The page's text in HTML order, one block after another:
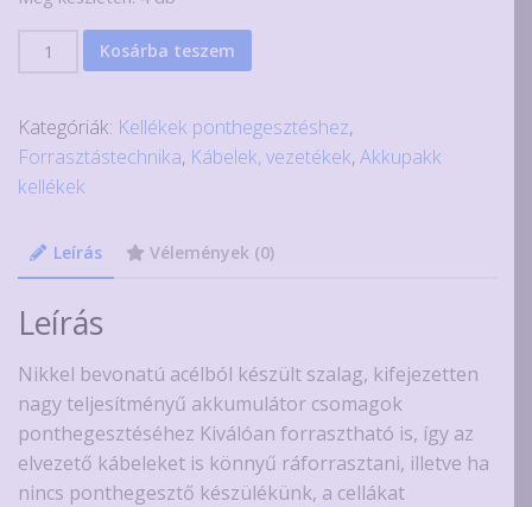
Nikkel
soros,
18650-
es
ponthegesztéséhez
126x0.15mmx20.2x1m
mennyiség
Kosárba teszem
Kategóriák: Kellékek ponthegesztéshez,
Forrasztástechnika, Kábelek, vezetékek,Akkupakk
kellékek
Leírás Vélemények (0)
Leírás
Nikkel bevonatú acélból készült szalag, kifejezetten
nagy teljesítményű akkumulátor csomagok
ponthegesztéséhez Kiválóan forrasztható is, így az
elvezető kábeleket is könnyű ráforrasztani, illetve ha
nincs ponthegesztő készülékünk, a cellákat